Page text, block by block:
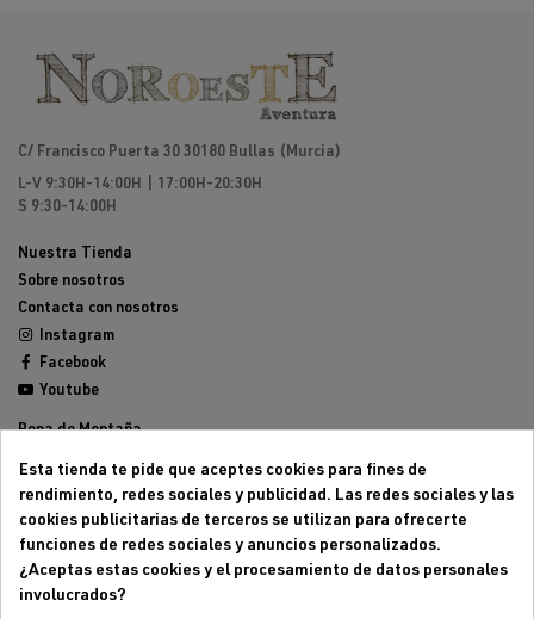
C/ Francisco Puerta 30 30180 Bullas (Murcia)
L-V 9:30H-14:00H | 17:00H-20:30H
S 9:30-14:00H
Nuestra Tienda
Sobre nosotros
Contacta con nosotros
Instagram
Facebook
Youtube
Ropa de Montaña
Mochilas de montaña
Equipamiento de Montaña
Trailrunning
Outlet
Esta tienda te pide que aceptes cookies para fines de
rendimiento, redes sociales y publicidad. Las redes sociales y las
cookies publicitarias de terceros se utilizan para ofrecerte
funciones de redes sociales y anuncios personalizados.
¿Aceptas estas cookies y el procesamiento de datos personales
involucrados?